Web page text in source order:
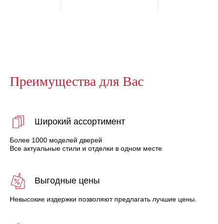
Преимущества для Вас
Широкий ассортимент
Более 1000 моделей дверей
Все актуальные стили и отделки в одном месте
Выгодные цены
Невысокие издержки позволяют предлагать лучшие цены.